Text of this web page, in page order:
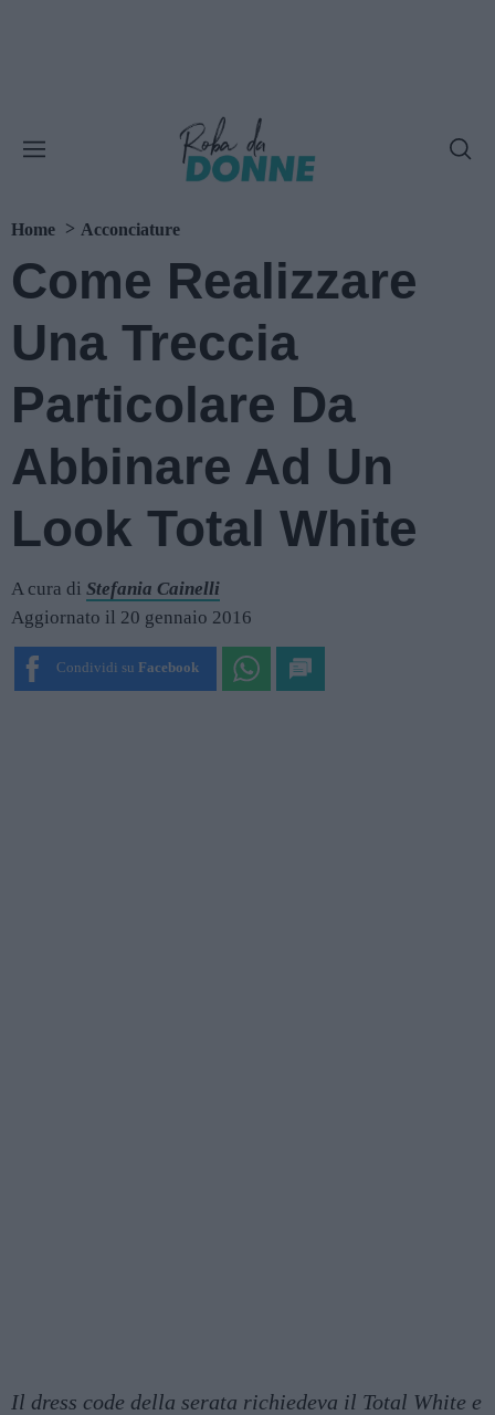
Home Acconciature
Come Realizzare
Una Treccia
Particolare Da
Abbinare Ad Un
Look Total White
A cura di Stefania Cainelli
Aggiornato il 20 gennaio 2016
Condividi su Facebook
Il dress code della serata richiedeva il Total White e